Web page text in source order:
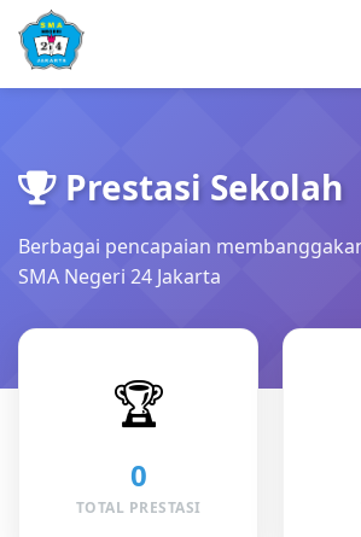
Prestasi Sekolah
Berbagai pencapaian
SMA Negeri 24 Jakarta
🏆
0
TOTAL PRESTASI